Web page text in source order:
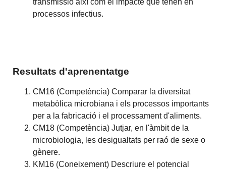
transmissió així com el impacte que tenen en
processos infectius.
Resultats d'aprenentatge
CM16 (Competència) Comparar la diversitat
metabòlica microbiana i els processos importants
per a la fabricació i el processament d'aliments.
CM18 (Competència) Jutjar, en l'àmbit de la
microbiologia, les desigualtats per raó de sexe o
gènere.
KM16 (Coneixement) Descriure el potencial